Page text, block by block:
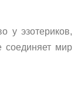
у эзотериков,
соединяет мир